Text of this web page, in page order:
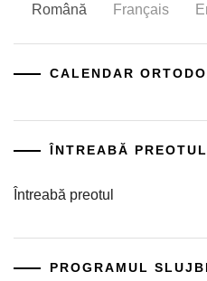
Română Français
CALENDAR
ÎNTREABĂ PREOTUL
Întreabă preotul
PROGRAMUL